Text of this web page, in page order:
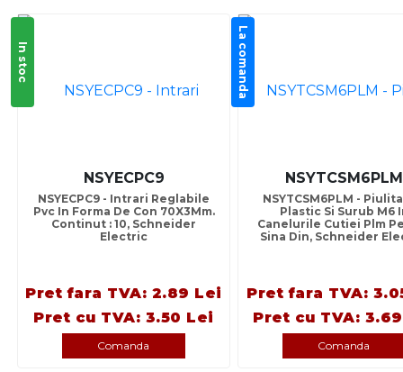
In stoc
NSYECPC9
NSYECPC9 - Intrari Reglabile
Pvc In Forma De Con 70X3Mm.
Continut : 10, Schneider
Electric
Pret fara TVA: 2.89 Lei
Pret cu TVA: 3.50 Lei
Comanda
La comanda
NSYTCSM6PLM
NSYTCSM6PLM -
Plastic Si Surub M6
Canelurile Cutiei Plm
Sina Din, Schneider
Pret fara TVA:
Pret cu TVA:
Comanda